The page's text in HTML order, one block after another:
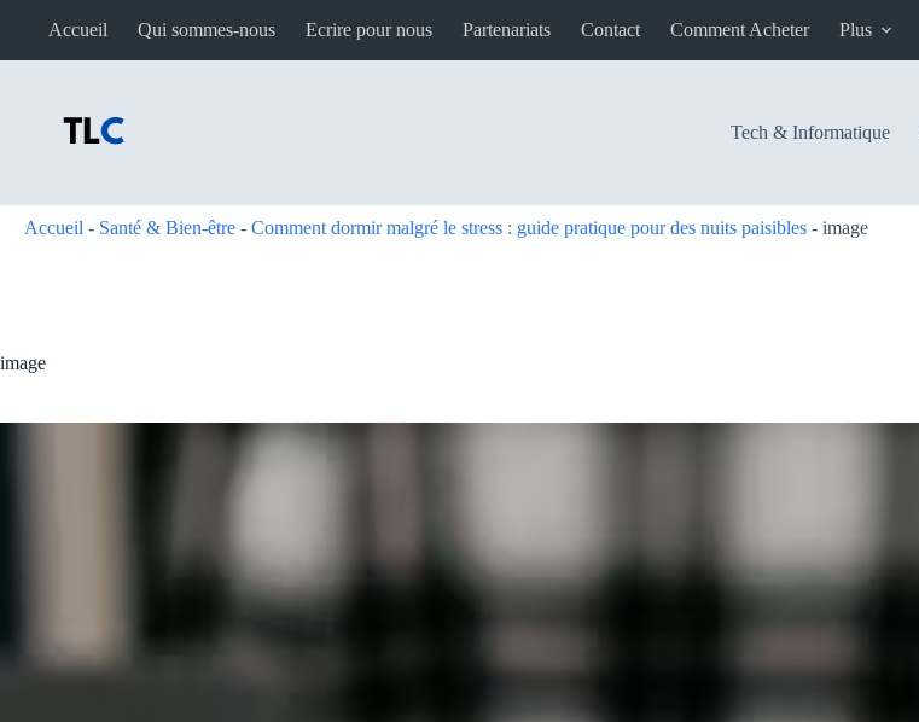
Accueil Qui sommes-nous Ecrire pour nous Partenariats Contact Comment Acheter Plus
Tech & Informatique
Accueil - Santé & Bien-être - Comment dormir malgré le stress : guide pratique pour des nuits paisibles - image
image